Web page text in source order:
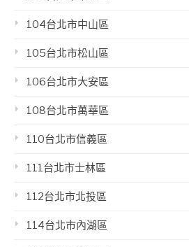
104台北市中山區
105台北市松山區
106台北市大安區
108台北市萬華區
110台北市信義區
111台北市士林區
112台北市北投區
114台北市內湖區